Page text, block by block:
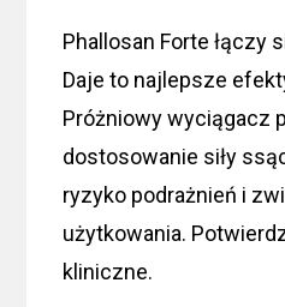
Phallosan Forte łączy
Daje to najlepsze
Próżniowy wyciągacz
dostosowanie siły
ryzyko podrażnień i
użytkowania.
kliniczne.